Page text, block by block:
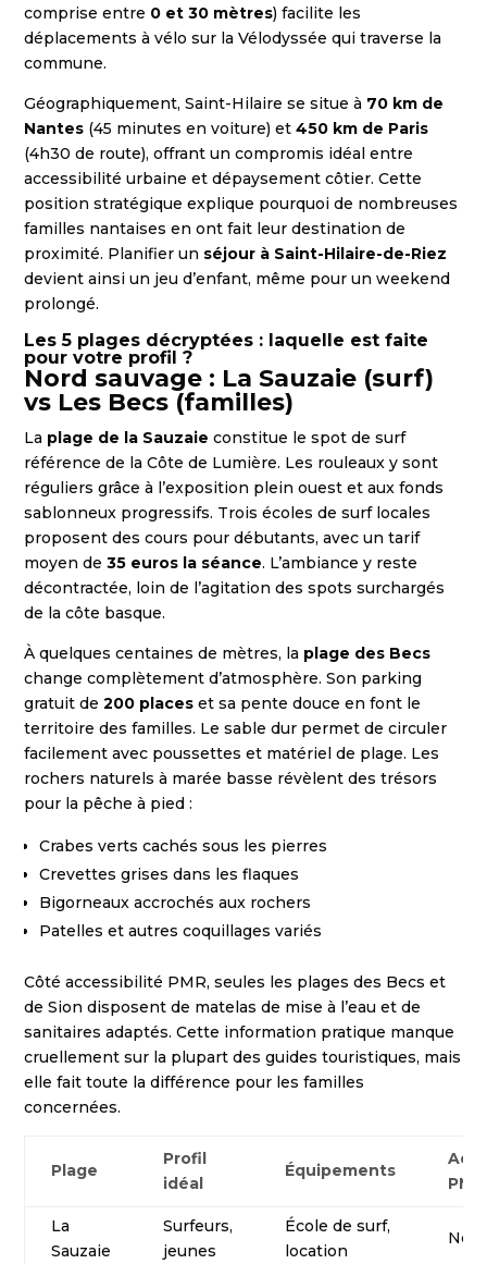
comprise entre 0 et 30 mètres) facilite les
déplacements à vélo sur la Vélodyssée qui traverse la
commune.
Géographiquement, Saint-Hilaire se situe à 70 km de
Nantes (45 minutes en voiture) et450 km de Paris
(4h30 de route), offrant un compromis idéal entre
accessibilité urbaine et dépaysement côtier. Cette
position stratégique explique pourquoi de nombreuses
familles nantaises en ont fait leur destination de
proximité. Planifier un séjour à Saint-Hilaire-de-Riez
devient ainsi un jeu d’enfant, même pour un weekend
prolongé.
Les 5 plages décryptées : laquelle est faite
pour votre profil ?
Nord sauvage : La Sauzaie (surf)
vs Les Becs (familles)
La plage de la Sauzaie constitue le spot de surf
référence de la Côte de Lumière. Les rouleaux y sont
réguliers grâce à l’exposition plein ouest et aux fonds
sablonneux progressifs. Trois écoles de surf locales
proposent des cours pour débutants, avec un tarif
moyen de35 euros la séance. L’ambiance y reste
décontractée, loin de l’agitation des spots surchargés
de la côte basque.
À quelques centaines de mètres, la plage des Becs
change complètement d’atmosphère. Son parking
gratuit de200 places et sa pente douce en font le
territoire des familles. Le sable dur permet de circuler
facilement avec poussettes et matériel de plage. Les
rochers naturels à marée basse révèlent des trésors
pour la pêche à pied :
Crabes verts cachés sous les pierres
Crevettes grises dans les flaques
Bigorneaux accrochés aux rochers
Patelles et autres coquillages variés
Côté accessibilité PMR, seules les plages des Becs et
de Sion disposent de matelas de mise à l’eau et de
sanitaires adaptés. Cette information pratique manque
cruellement sur la plupart des guides touristiques, mais
elle fait toute la différence pour les familles
concernées.
Plage
Profil
idéal
Équipements
PMR
La
Sauzaie
Surfeurs,
jeunes
École de surf,
location
Non